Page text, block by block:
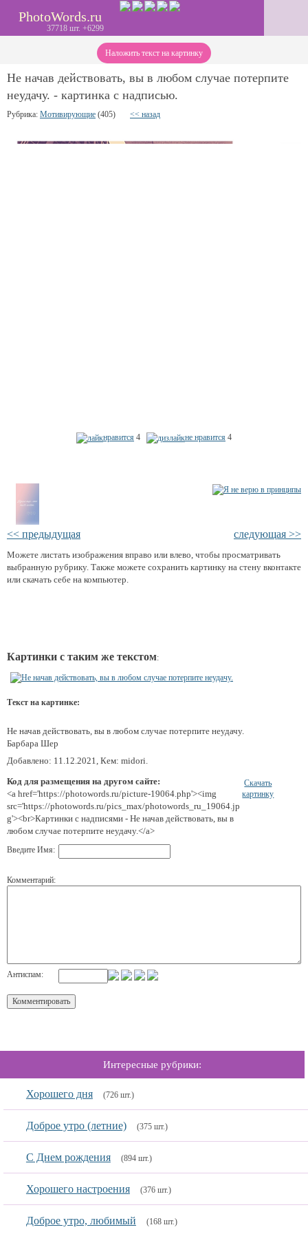
PhotoWords.ru
37718 шт. +6299
Наложить текст на картинку
Не начав действовать, вы в любом случае потерпите
неудачу. - картинка с надписью.
Рубрика: Мотивирующие (405) << назад
нравится 4 не нравится 4
<< предыдущая следующая >>
Можете листать изображения вправо или влево, чтобы просматривать
выбранную рубрику. Также можете сохранить картинку на стену вконтакте
или скачать себе на компьютер.
Картинки с таким же текстом:
Текст на картинке:
Не начав действовать, вы в любом случае потерпите неудачу.
Барбара Шер
Добавлено: 11.12.2021, Кем: midori.
Код для размещения на другом сайте:
<a href='https://photowords.ru/picture-19064.php'><img
src='https://photowords.ru/pics_max/photowords_ru_19064.jp
g'><br>Картинки с надписями - Не начав действовать, вы в
любом случае потерпите неудачу.</a>
Скачать
картинку
Введите Имя:
Комментарий:
Антиспам:
Интересные рубрики:
Хорошего дня (726 шт.)
Доброе утро (летние) (375 шт.)
С Днем рождения (894 шт.)
Хорошего настроения (376 шт.)
Доброе утро, любимый (168 шт.)